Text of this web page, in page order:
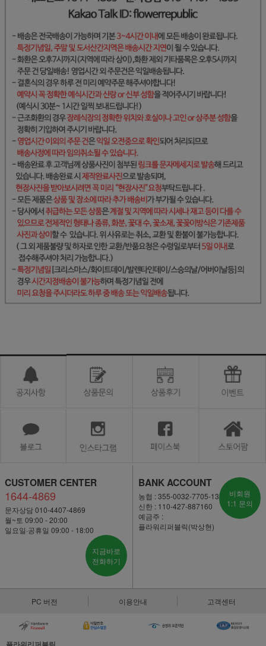
CUSTOMER CENTER
1644-4869
문자상담 010-4407-4869
월~토 09:00 - 20:00
일요일·공휴일 09:00 - 18:00
지금바로
전화하기
BANK ACCOUNT
농협 : 355-0032-7705-13
신한 : 110-427-887160
예금주 :
플라워리퍼블릭(박상현)
비회원
1:1 문의
PC 버전 이용안내 고객센터